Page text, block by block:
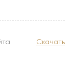
Скачать